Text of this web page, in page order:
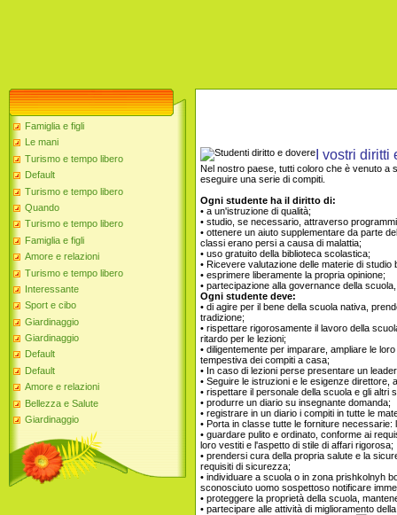
Famiglia e figli
Le mani
Turismo e tempo libero
Default
Turismo e tempo libero
Quando
Turismo e tempo libero
Famiglia e figli
Amore e relazioni
Turismo e tempo libero
Interessante
Sport e cibo
Giardinaggio
Giardinaggio
Default
Default
Amore e relazioni
Bellezza e Salute
Giardinaggio
I vostri
Nel nostro paese, tutti coloro che è venuto a
eseguire una serie di compiti.
Ogni studente ha il diritto di:
• a un'istruzione di qualità;
• studio, se necessario, attraverso
• ottenere un aiuto supplementare da parte
classi erano persi a causa di malattia;
• uso gratuito della biblioteca scolastica;
• Ricevere valutazione delle materie di
• esprimere liberamente la propria opinione;
• partecipazione alla governance della
Ogni studente deve:
• di agire per il bene della scuola nativa,
tradizione;
• rispettare rigorosamente il lavoro della
ritardo per le lezioni;
• diligentemente per imparare, ampliare le
tempestiva dei compiti a casa;
• In caso di lezioni perse presentare un
• Seguire le istruzioni e le esigenze
• rispettare il personale della scuola e gli altri
• produrre un diario su insegnante domanda;
• registrare in un diario i compiti in tutte le
• Porta in classe tutte le forniture necessarie:
• guardare pulito e ordinato, conforme ai
loro vestiti e l'aspetto di stile di affari rigorosa;
• prendersi cura della propria salute e la
requisiti di sicurezza;
• individuare a scuola o in zona prishkolnyh
sconosciuto uomo sospettoso notificare
• proteggere la proprietà della scuola,
• partecipare alle attività di miglioramento